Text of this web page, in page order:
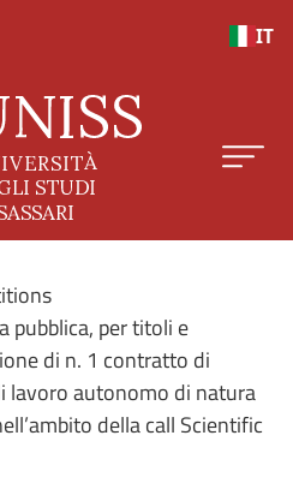
IT
pubblica, per titoli e
di n. 1 contratto di
lavoro autonomo di natura
della call Scientific